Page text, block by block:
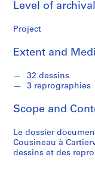
e
r
i
e
:
P
o
e
t
Level of
Project
Extent and
32 dessins
3 reprographies
Scope and
Le dossier
Cousineau à
dessins et des